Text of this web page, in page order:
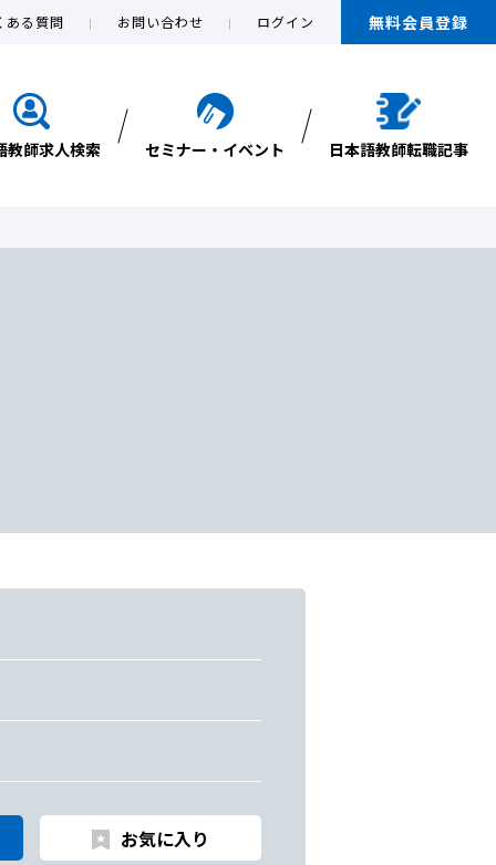
ある質問 お問い合わせ ログイン 無料会員登録
教師求人検索 セミナー・イベント 日本語教師転職記事
お気に入り